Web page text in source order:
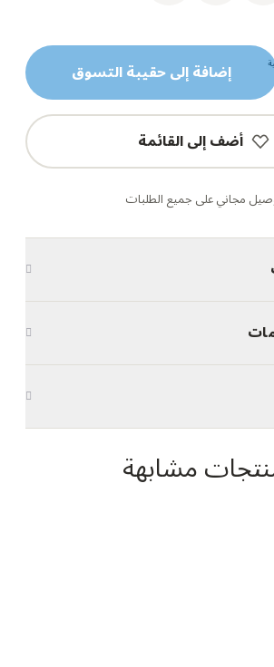
إضافة إلى حقيبة التسوق
أضف إلى القائمة
مجاني على جميع الطلبات
مشابهة